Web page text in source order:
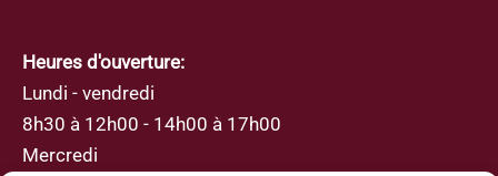
Heures d'ouverture:
Lundi - vendredi
8h30 à 12h00 - 14h00 à 17h00
Mercredi